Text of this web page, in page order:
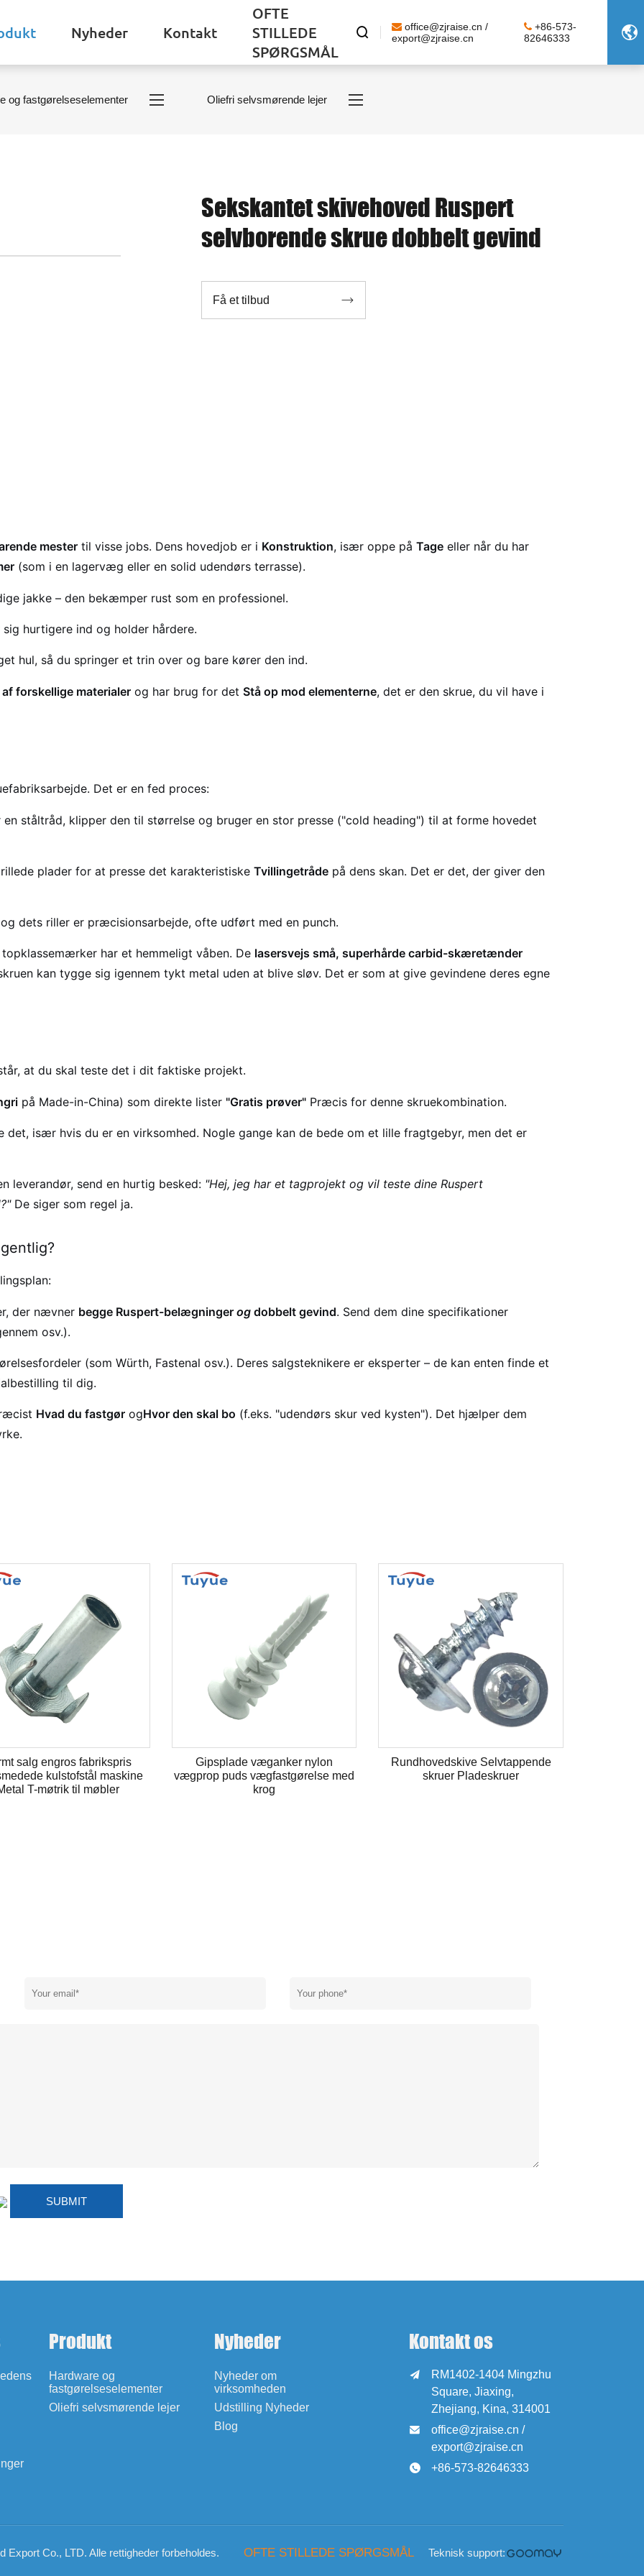
Nyheder Kontakt
OFTE
STILLEDE
SPØRGSMÅL

office@zjraise.cn /
export@zjraise.cn
+86-573-
82646333

og fastgørelseselementer Oliefri selvsmørende lejer
Sekskantet skivehoved Ruspert
selvborende skrue dobbelt gevind
Få et tilbud 
mester til visse jobs. Dens hovedjob er i Konstruktion, især oppe påTage eller når du har
(som i en lagervæg eller en solid udendørs terrasse).
jakke – den bekæmper rust som en professionel.
hurtigere ind og holder hårdere.
hul, så du springer et trin over og bare kører den ind.
forskellige materialer og har brug for detStå op mod elementerne, det er den skrue, du vil have i
Det er en fed proces:
en ståltråd, klipper den til størrelse og bruger en stor presse ("cold heading") til at forme hovedet
plader for at presse det karakteristiskeTvillingetråde på dens skan. Det er det, der giver den
dets riller er præcisionsarbejde, ofte udført med en punch.
har et hemmeligt våben. De lasersvejs små, superhårde carbid-skæretænder
kan tygge sig igennem tykt metal uden at blive sløv. Det er som at give gevindene deres egne
at du skal teste det i dit faktiske projekt.
på Made-in-China) som direkte lister "Gratis prøver" Præcis for denne skruekombination.
det, især hvis du er en virksomhed. Nogle gange kan de bede om et lille fragtgebyr, men det er
leverandør, send en hurtig besked: "Hej, jeg har et tagprojekt og vil teste dine Ruspert
De siger som regel ja.
der nævner begge Ruspert-belægningerog dobbelt gevind. Send dem dine specifikationer
osv.).
(som Würth, Fastenal osv.). Deres salgsteknikere er eksperter – de kan enten finde et
til dig.
Hvad du fastgør ogHvor den skal bo (f.eks. "udendørs skur ved kysten"). Det hjælper dem
Ruspert Hex Head selvtappende
skrue Type 17
antikorrosionsbelægning
Sekskantskivehoved Rilleskruer Gul
zinkbelagt MDF Skrue Træspån
Sekskantet skivehoved Ruspert
selvborende skrue dobbelt gevind
Produkt
Hardware og
fastgørelseselementer
Oliefri selvsmørende lejer
Nyheder
Nyheder om
virksomheden
Udstilling Nyheder
Blog
Kontakt os

RM1402-1404 Mingzhu
Square, Jiaxing,
Zhejiang, Kina, 314001

office@zjraise.cn /
export@zjraise.cn
 +86-573-82646333
Co., LTD. Alle rettigheder forbeholdes. OFTE STILLEDE SPØRGSMÅL Teknisk support: